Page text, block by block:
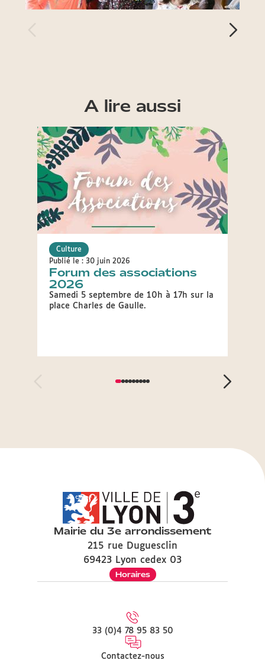
A lire aussi
Culture
Publié le : 30 juin 2026
Forum des associations
2026
Samedi 5 septembre de 10h à 17h sur la
place Charles de Gaulle.
Mairie du 3e arrondissement
215 rue Duguesclin
69423 Lyon cedex 03
Horaires
33 (0)4 78 95 83 50
Contactez-nous